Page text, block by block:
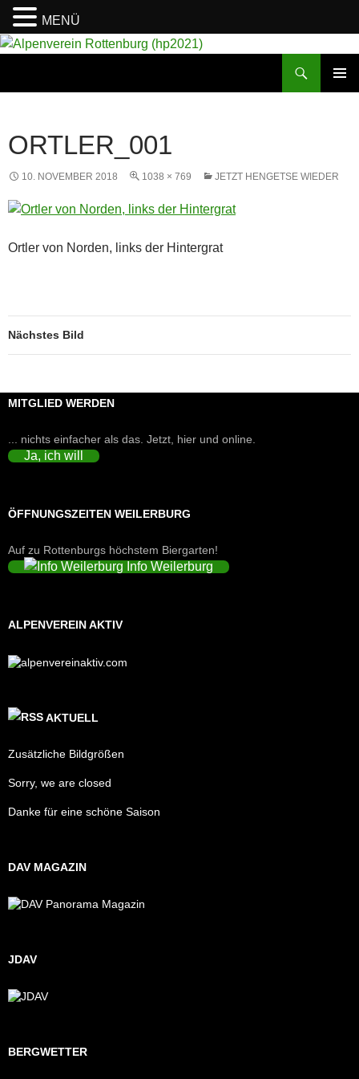
ORTLER_001
10. NOVEMBER 2018 1038 × 769 JETZT HENGETSE WIEDER
Ortler von Norden, links der Hintergrat
Nächstes Bild
MITGLIED WERDEN
... nichts einfacher als das. Jetzt, hier und online.
Ja, ich will
ÖFFNUNGSZEITEN WEILERBURG
Auf zu Rottenburgs höchstem Biergarten!
Info Weilerburg
ALPENVEREIN AKTIV
AKTUELL
Zusätzliche Bildgrößen
Sorry, we are closed
Danke für eine schöne Saison
DAV MAGAZIN
JDAV
BERGWETTER
MENÜ